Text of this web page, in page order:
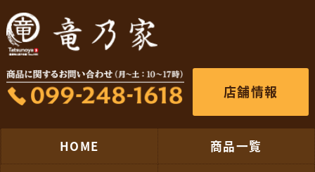
店舗情報
HOME 商品一覧